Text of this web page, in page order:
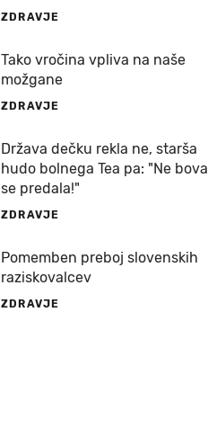
ZDRAVJE
Tako vročina vpliva na naše
možgane
ZDRAVJE
Država dečku rekla ne, starša
hudo bolnega Tea pa: "Ne bova
se predala!"
ZDRAVJE
Pomemben preboj slovenskih
raziskovalcev
ZDRAVJE